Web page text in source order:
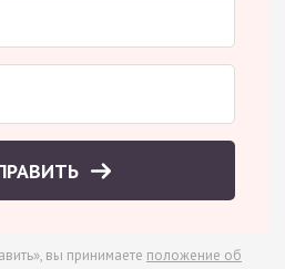
вы принимаете положение об